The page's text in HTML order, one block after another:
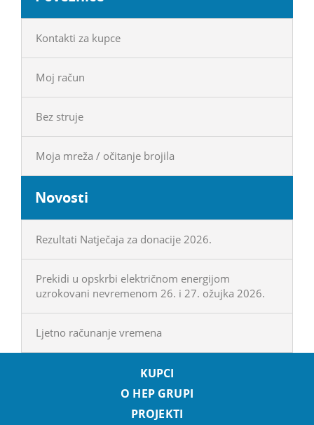
Kontakti za kupce
Moj račun
Bez struje
Moja mreža / očitanje brojila
Novosti
Rezultati Natječaja za donacije 2026.
Prekidi u opskrbi električnom energijom
uzrokovani nevremenom 26. i 27. ožujka 2026.
Ljetno računanje vremena
KUPCI
O HEP GRUPI
PROJEKTI